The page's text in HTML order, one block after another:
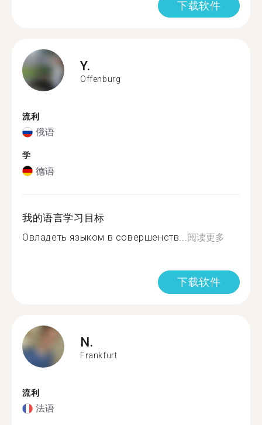
下载软件
Y.
Offenburg
流利
俄语
学
德语
我的语言学习目标
Овладеть языком в совершенств... 阅读更多
下载软件
N.
Frankfurt
流利
法语